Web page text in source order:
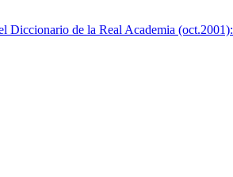
Diccionario de la Real Academia (oct.2001):